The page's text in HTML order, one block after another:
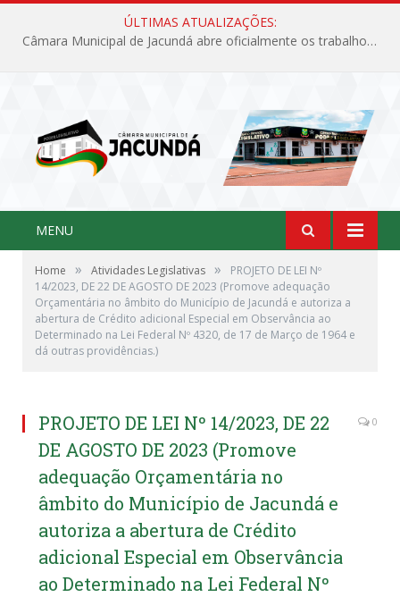
ÚLTIMAS ATUALIZAÇÕES:
Câmara Municipal de Jacundá abre oficialmente os trabalhos legislativos de 2026
MENU
Home » Atividades Legislativas »
PROJETO DE LEI Nº
14/2023, DE 22 DE AGOSTO DE 2023 (Promove adequação
Orçamentária no âmbito do Município de Jacundá e autoriza a
abertura de Crédito adicional Especial em Observância ao
Determinado na Lei Federal Nº 4320, de 17 de Março de 1964 e
dá outras providências.)
PROJETO DE LEI Nº 14/2023, DE 22
DE AGOSTO DE 2023 (Promove
adequação Orçamentária no
âmbito do Município de Jacundá e
autoriza a abertura de Crédito
adicional Especial em Observância
ao Determinado na Lei Federal Nº
0